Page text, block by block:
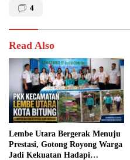
4
Read Also
Lembe Utara Bergerak Menuju
Prestasi, Gotong Royong Warga
Jadi Kekuatan Hadapi